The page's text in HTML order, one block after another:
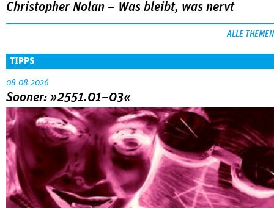
Christopher Nolan – Was bleibt, was nervt
ALLE THEMEN
TIPPS
08.08.2026
Sooner: »2551.01–03«